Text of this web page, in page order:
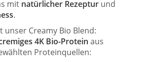
mit natürlicher Rezeptur und
.
unser Creamy Bio Blend:
4K Bio-Protein aus
Proteinquellen: